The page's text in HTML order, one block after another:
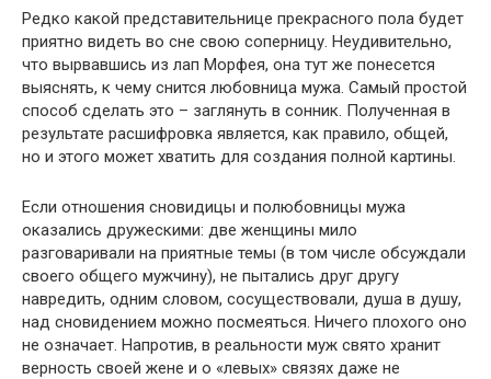
Редко какой представительнице прекрасного пола будет
приятно видеть во сне свою соперницу. Неудивительно,
что вырвавшись из лап Морфея, она тут же понесется
выяснять, к чему снится любовница мужа. Самый простой
способ сделать это – заглянуть в сонник. Полученная в
результате расшифровка является, как правило, общей,
но и этого может хватить для создания полной картины.
Если отношения сновидицы и полюбовницы мужа
оказались дружескими: две женщины мило
разговаривали на приятные темы (в том числе обсуждали
своего общего мужчину), не пытались друг другу
навредить, одним словом, сосуществовали, душа в душу,
над сновидением можно посмеяться. Ничего плохого оно
не означает. Напротив, в реальности муж свято хранит
верность своей жене и о «левых» связях даже не